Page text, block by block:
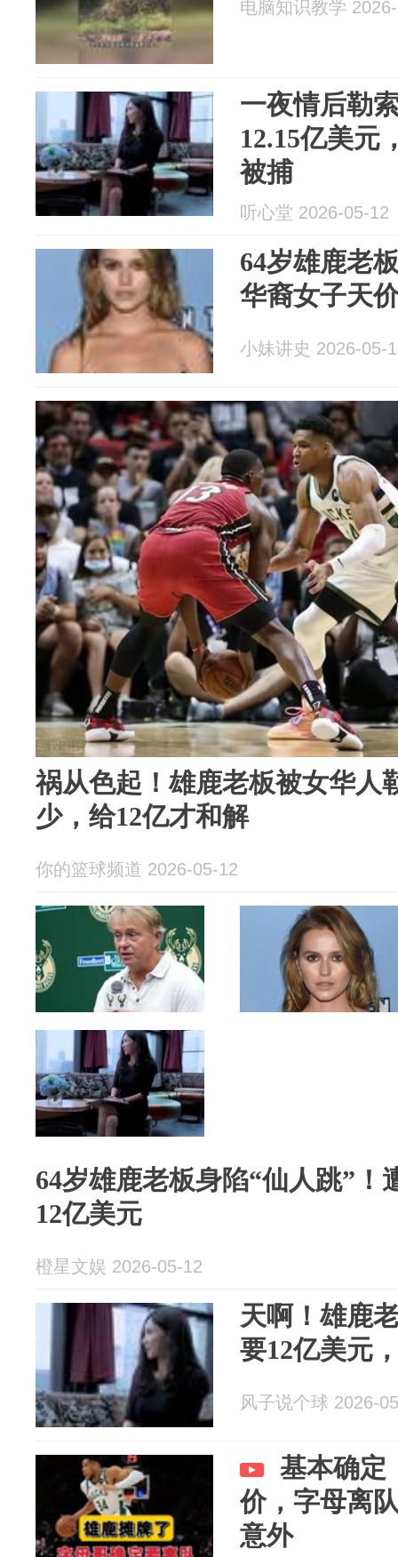
电脑知识教学
一夜情后勒
12.15亿美元
被捕
听心堂 2026-05-12
64岁雄鹿老
华裔女子天
小妹讲史 2026-05-
祸从色起！雄鹿老板被女华人
少，给12亿才和解
你的篮球频道 2026-05-12
64岁雄鹿老板身陷“仙人跳”！
12亿美元
橙星文娱 2026-05-12
天啊！雄鹿
要12亿美元
风子说个球 2026-
基本确定
价，字母离
意外